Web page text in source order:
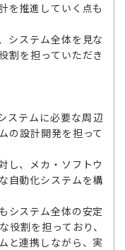
を推進していく点も
システム全体を見な
割を担っていただき
ステムに必要な周辺
の設計開発を担って
し、メカ・ソフトウ
自動化システムを構
システム全体の安定
役割を担っており、
と連携しながら、実